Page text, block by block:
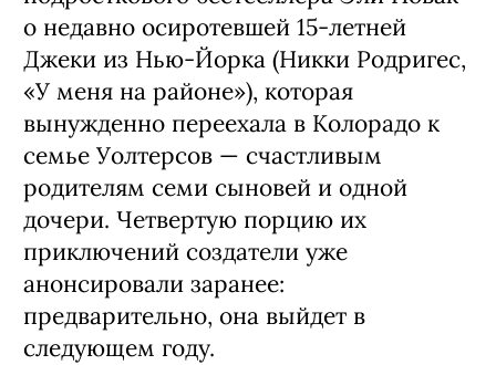
о недавно осиротевшей 15-летней
Джеки из Нью-Йорка (Никки Родригес,
«У меня на районе»), которая
вынужденно переехала в Колорадо к
семье Уолтерсов — счастливым
родителям семи сыновей и одной
дочери. Четвертую порцию их
приключений создатели уже
анонсировали заранее:
предварительно, она выйдет в
следующем году.